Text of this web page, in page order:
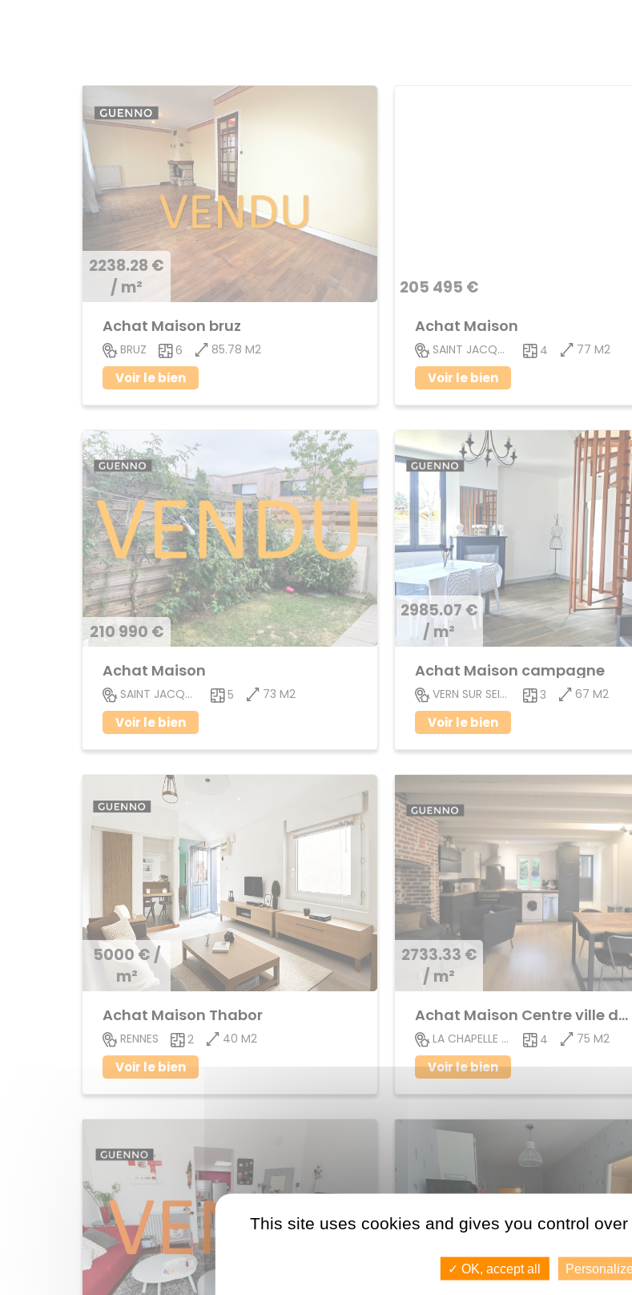
2238.28 €
/ m²
Achat Maison bruz
BRUZ 6 85.78 M2
Voir le bien
205 495 €
Achat Maison
SAINT JACQUES DE LA LANDE 4 77 M2
Voir le bien
210 990 €
Achat Maison
SAINT JACQUES DE LA LANDE 5 73 M2
Voir le bien
2985.07 €
/ m²
Achat Maison campagne
VERN SUR SEICHE 3 67 M2
Voir le bien
5000 € /
m²
Achat Maison Thabor
RENNES 2 40 M2
Voir le bien
2733.33 €
/ m²
Achat Maison Centre ville de La Chapelle des Fougeret
LA CHAPELLE DES FOUGERETZ 4 75 M2
Voir le bien
This site uses cookies and gives you control
✓ OK, accept all